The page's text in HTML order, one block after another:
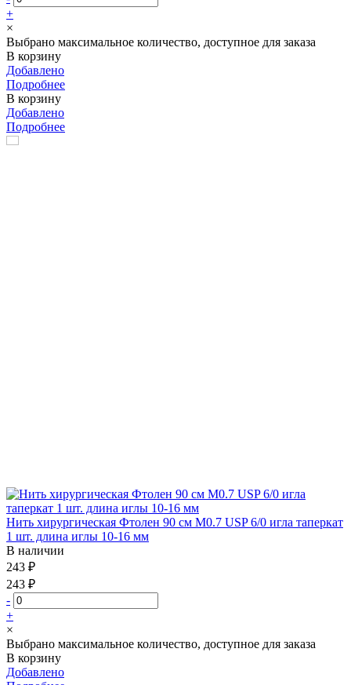
+
×
Выбрано максимальное количество, доступное для заказа
В корзину
Добавлено
Подробнее
В корзину
Добавлено
Подробнее
Нить хирургическая Фтолен 90 см М0.7 USP 6/0 игла таперкат
1 шт. длина иглы 10-16 мм
В наличии
243 ₽
243 ₽
-
+
×
Выбрано максимальное количество, доступное для заказа
В корзину
Добавлено